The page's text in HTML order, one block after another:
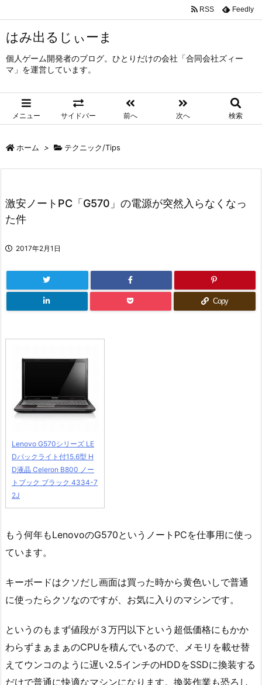
はみ出るじぃーま
個人ゲーム開発者のブログ。ひとりだけの会社「合同会社ズィー
マ」を運営しています。
メニュー サイドバー 前へ 次へ 検索
RSS Feedly
ホーム > テクニック/Tips
激安ノートPC「G570」の電源が突然入らなくなっ
た件
2017年2月1日
Copy
Lenovo G570シリーズ LE
Dバックライト付15.6型 H
D液晶 Celeron B800 ノー
トブック ブラック 4334-7
2J
もう何年もLenovoのG570というノートPCを仕事用に使っ
ています。
キーボードはクソだし画面は買った時から黄色いしで普通
に使ったらクソなのですが、お気に入りのマシンです。
というのもまず値段が３万円以下という超低価格にもかか
わらずまぁまぁのCPUを積んでいるので、メモリを載せ替
えてウンコのように遅い2.5インチのHDDをSSDに換装する
だけで普通に快適なマシンになります。換装作業も恐ろし